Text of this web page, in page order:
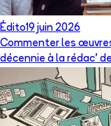
Édito19 juin 2026
Commenter les
décennie à la rédac’